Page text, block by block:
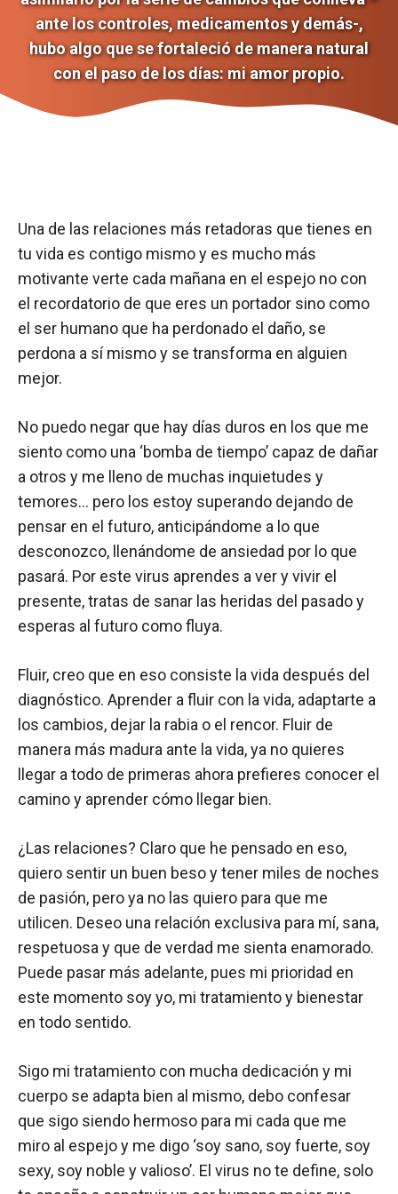
ante los controles, medicamentos y demás-,
hubo algo que se fortaleció de manera natural
con el paso de los días: mi amor propio.
Una de las relaciones más retadoras que tienes en
tu vida es contigo mismo y es mucho más
motivante verte cada mañana en el espejo no con
el recordatorio de que eres un portador sino como
el ser humano que ha perdonado el daño, se
perdona a sí mismo y se transforma en alguien
mejor.
No puedo negar que hay días duros en los que me
siento como una ‘bomba de tiempo’ capaz de dañar
a otros y me lleno de muchas inquietudes y
temores… pero los estoy superando dejando de
pensar en el futuro, anticipándome a lo que
desconozco, llenándome de ansiedad por lo que
pasará. Por este virus aprendes a ver y vivir el
presente, tratas de sanar las heridas del pasado y
esperas al futuro como fluya.
Fluir, creo que en eso consiste la vida después del
diagnóstico. Aprender a fluir con la vida, adaptarte a
los cambios, dejar la rabia o el rencor. Fluir de
manera más madura ante la vida, ya no quieres
llegar a todo de primeras ahora prefieres conocer el
camino y aprender cómo llegar bien.
¿Las relaciones? Claro que he pensado en eso,
quiero sentir un buen beso y tener miles de noches
de pasión, pero ya no las quiero para que me
utilicen. Deseo una relación exclusiva para mí, sana,
respetuosa y que de verdad me sienta enamorado.
Puede pasar más adelante, pues mi prioridad en
este momento soy yo, mi tratamiento y bienestar
en todo sentido.
Sigo mi tratamiento con mucha dedicación y mi
cuerpo se adapta bien al mismo, debo confesar
que sigo siendo hermoso para mi cada que me
miro al espejo y me digo ‘soy sano, soy fuerte, soy
sexy, soy noble y valioso’. El virus no te define, solo